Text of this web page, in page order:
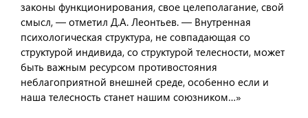
законы функционирования, свое целеполагание, свой
смысл, — отметил Д.А. Леонтьев. — Внутренная
психологическая структура, не совпадающая со
структурой индивида, со структурой телесности, может
быть важным ресурсом противостояния
неблагоприятной внешней среде, особенно если и
наша телесность станет нашим союзником…»